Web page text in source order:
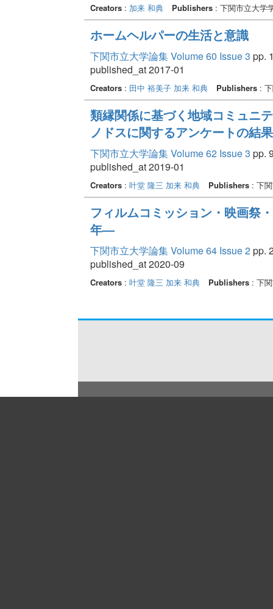
Creators: 加来 和典 Publishers: 下関市立大学
ホームヘルパーの生活と意識
下関市立大学論集 Volume 60 Issue 3 pp.
published_at 2017-01
Creators: 田中 裕美子 加来 和典 Publishers: 下
類縁関係に基づく地域コミュニ
ノドスに関するアンケートの結
下関市立大学論集 Volume 62 Issue 3 pp.
published_at 2019-01
Creators: 叶堂 隆三 加来 和典 Publishers: 下関
フィルムコミッション・映画祭
年―
下関市立大学論集 Volume 64 Issue 2pp.
published_at 2020-09
Creators: 叶堂 隆三 加来 和典 Publishers: 下関